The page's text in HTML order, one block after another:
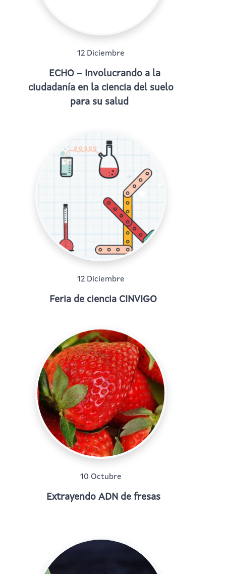
12 Diciembre
ECHO – Involucrando a la
ciudadanía en la ciencia del suelo
para su salud
12 Diciembre
Feria de ciencia CINVIGO
10 Octubre
Extrayendo ADN de fresas